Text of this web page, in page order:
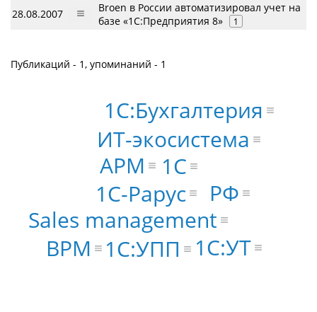
28.08.2007
Broen в России автоматизировал учет на
базе «1С:Предприятия 8»
1
Публикаций - 1, упоминаний - 1
1С-Рарус
1С
Sales management
АРМ
BPM
ИТ-экосистема
1С:УПП 1С:УТ
1С:Бухгалтерия
РФ